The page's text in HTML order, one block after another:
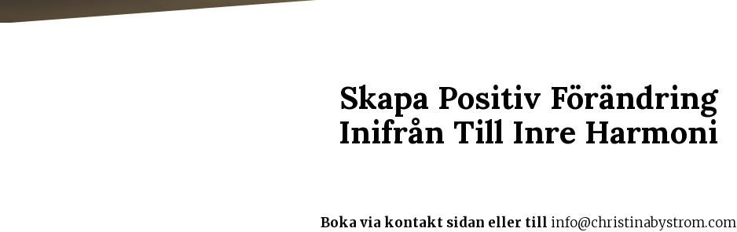
Skapa Positiv Förändring
Inifrån Till Inre Harmoni
Boka via kontakt sidan eller till info@christinabystrom.com